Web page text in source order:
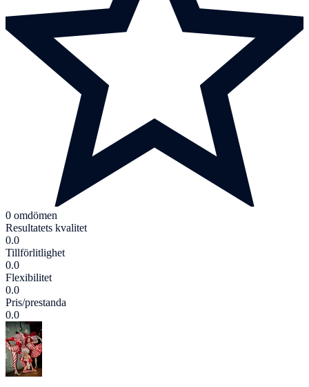
0 omdömen
Resultatets kvalitet
0.0
Tillförlitlighet
0.0
Flexibilitet
0.0
Pris/prestanda
0.0